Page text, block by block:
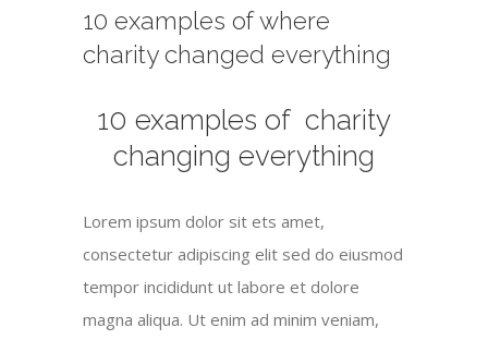
10 examples of where
charity changed everything
10 examples of charity
changing everything
Lorem ipsum dolor sit ets amet,
consectetur adipiscing elit sed do eiusmod
tempor incididunt ut labore et dolore
magna aliqua. Ut enim ad minim veniam,